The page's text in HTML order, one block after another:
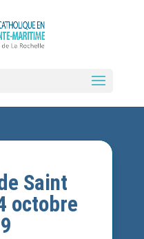
Saint
octobre